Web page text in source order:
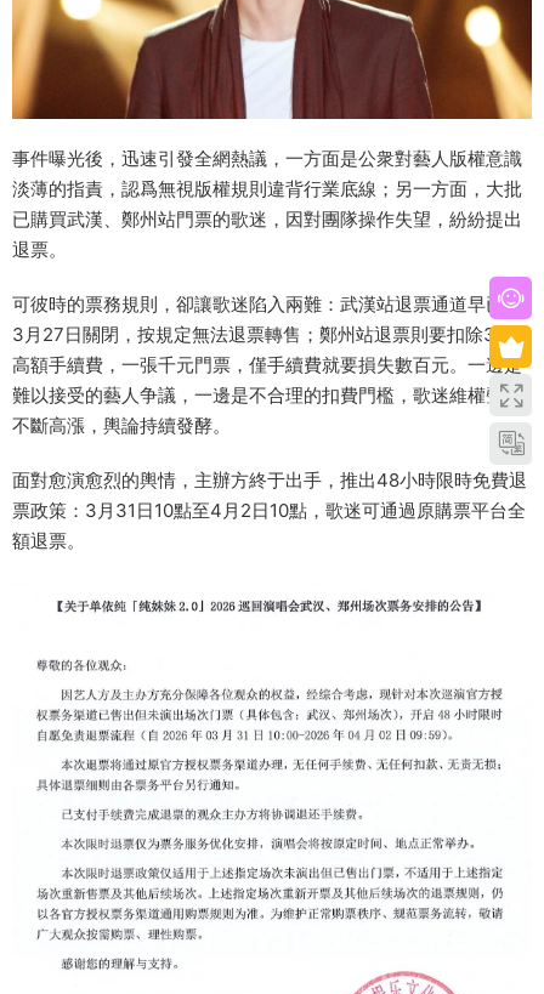
事件曝光後，迅速引發全網熱議，一方面是公衆對藝人版權意識
淡薄的指責，認爲無視版權規則違背行業底線；另一方面，大批
已購買武漢、鄭州站門票的歌迷，因對團隊操作失望，紛紛提出
退票。
可彼時的票務規則，卻讓歌迷陷入兩難：武漢站退票通道早已于
3月27日關閉，按規定無法退票轉售；鄭州站退票則要扣除30%
高額手續費，一張千元門票，僅手續費就要損失數百元。一邊是
難以接受的藝人争議，一邊是不合理的扣費門檻，歌迷維權聲浪
不斷高漲，輿論持續發酵。
面對愈演愈烈的輿情，主辦方終于出手，推出48小時限時免費退
票政策：3月31日10點至4月2日10點，歌迷可通過原購票平台全
額退票。